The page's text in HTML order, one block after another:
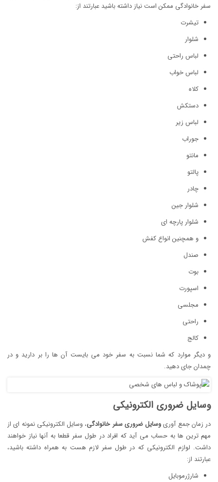
سفر خانوادگی ممکن است نیاز داشته باشید عبارتند از:
تیشرت
شلوار
لباس راحتی
لباس خواب
کلاه
دستکش
لباس زیر
جوراب
مانتو
پالتو
چادر
شلوار جین
شلوار پارچه ای
و همچنین انواع کفش
صندل
بوت
اسپورت
مجلسی
راحتی
کالج
و دیگر موارد که شما نسبت به سفر خود می بایست آن ها را بر دارید و در
چمدان جای دهید.
وسایل ضروری الکترونیکی
در زمان جمع آوریوسایل ضروری سفر خانوادگی، وسایل الکترونیکی نمونه ای از
مهم ترین ها به حساب می آید که افراد در طول سفر قطعا به آنها نیاز خواهند
داشت. لوازم الکترونیکی که در طول سفر لازم هست به همراه داشته باشید،
عبارتند از:
شارژرموبایل